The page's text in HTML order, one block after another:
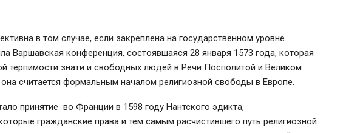
в том случае, если закреплена на государственном уровне.
Варшавская конференция, состоявшаяся 28 января 1573 года, которая
терпимости знати и свободных людей в Речи Посполитой и Великом
считается формальным началом религиозной свободы в Европе.
принятие во Франции в 1598 году Нантского эдикта,
гражданские права и тем самым расчистившего путь религиозной